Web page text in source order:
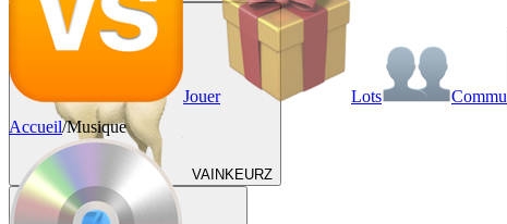
VAINKEURZ
Jouer Lots Commu
Accueil/Musique